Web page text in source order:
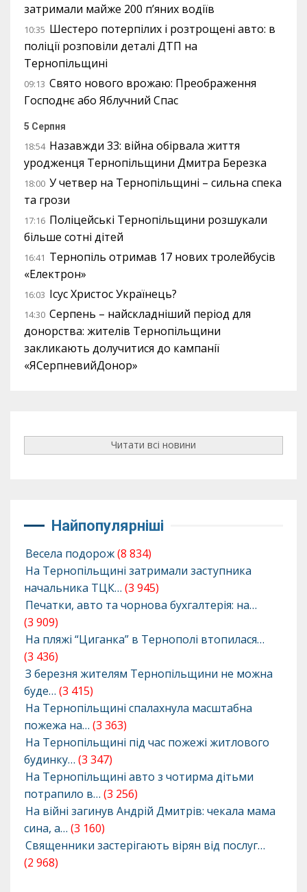
затримали майже 200 п’яних водіїв
10:35 Шестеро потерпілих і розтрощені авто: в
поліції розповіли деталі ДТП на
Тернопільщині
09:13 Свято нового врожаю: Преображення
Господнє або Яблучний Спас
5 Серпня
18:54 Назавжди 33: війна обірвала життя
уродженця Тернопільщини Дмитра Березка
18:00 У четвер на Тернопільщині – сильна спека
та грози
17:16 Поліцейські Тернопільщини розшукали
більше сотні дітей
16:41 Тернопіль отримав 17 нових тролейбусів
«Електрон»
16:03 Ісус Христос Українець?
14:30 Серпень – найскладніший період для
донорства: жителів Тернопільщини
закликають долучитися до кампанії
«ЯСерпневийДонор»
Читати всі новини
Найпопулярніші
Весела подорож(8 834)
На Тернопільщині затримали заступника
начальника ТЦК… (3 945)
Печатки, авто та чорнова бухгалтерія: на…
(3 909)
На пляжі “Циганка” в Тернополі втопилася…
(3 436)
З березня жителям Тернопільщини не можна
буде… (3 415)
На Тернопільщині спалахнула масштабна
пожежа на… (3 363)
На Тернопільщині під час пожежі житлового
будинку… (3 347)
На Тернопільщині авто з чотирма дітьми
потрапило в… (3 256)
На війні загинув Андрій Дмитрів: чекала мама
сина, а… (3 160)
Священники застерігають вірян від послуг…
(2 968)